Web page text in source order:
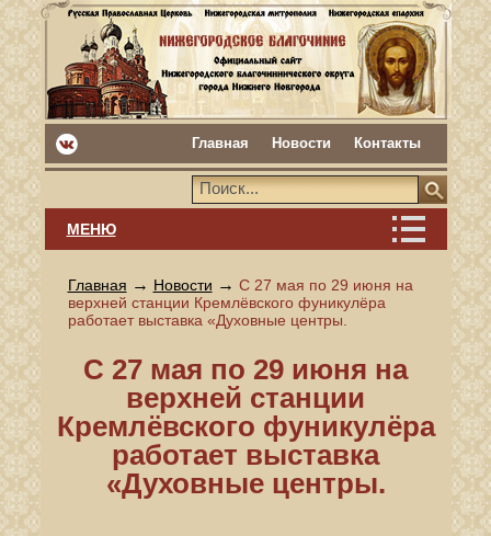
Главная Новости Контакты
МЕНЮ
Главная → Новости → С 27 мая по 29 июня на
верхней станции Кремлёвского фуникулёра
работает выставка «Духовные центры.
С 27 мая по 29 июня на
верхней станции
Кремлёвского фуникулёра
работает выставка
«Духовные центры.